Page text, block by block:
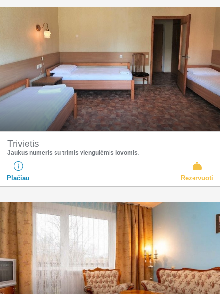
Trivietis
Jaukus numeris su trimis viengulėmis lovomis.
Plačiau Rezervuoti